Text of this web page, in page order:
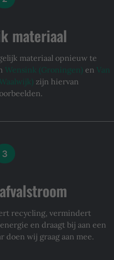
materiaal
materiaal opnieuw te
Wensink (Groningen) en Van
zijn hiervan
3
recycling, vermindert
en draagt bij aan een
doen wij graag aan mee.